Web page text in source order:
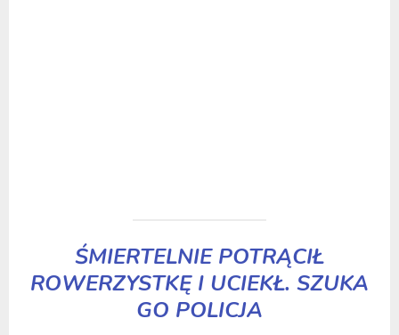
ŚMIERTELNIE POTRĄCIŁ
ROWERZYSTKĘ I UCIEKŁ. SZUKA
GO POLICJA